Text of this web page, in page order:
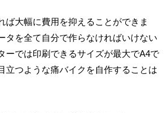
ば大幅に費用を抑えることができま
タを全て自分で作らなければいけない
ーでは印刷できるサイズが最大でA4で
立つような痛バイクを自作することは